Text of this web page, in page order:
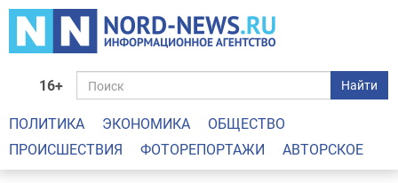
16+ Найти
ПОЛИТИКА ЭКОНОМИКА
ОБЩЕСТВО
ПРОИСШЕСТВИЯ
ФОТОРЕПОРТАЖИ АВТОРСКОЕ